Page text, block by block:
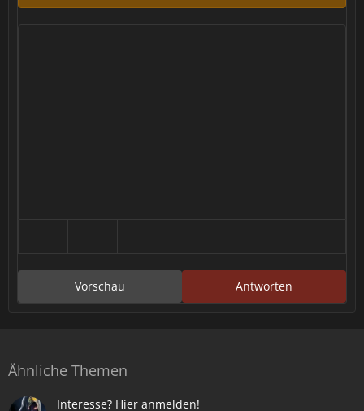
Antworten
Vorschau
Ähnliche Themen
Interesse? Hier anmelden!